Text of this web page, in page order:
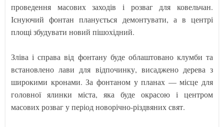
проведення масових заходів і розваг для ковельчан.
Існуючий фонтан планується демонтувати, а в центрі
площі збудувати новий пішохідний.
Зліва і справа від фонтану буде облаштовано клумби та
встановлено лави для відпочинку, висаджено дерева з
широкими кронами. За фонтаном у планах — місце для
головної ялинки міста, яка буде окрасою і центром
масових розваг у період новорічно-різдвяних свят.